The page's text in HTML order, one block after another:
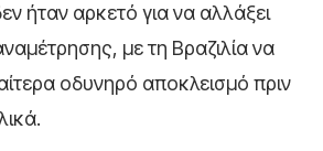
ήταν αρκετό για να αλλάξει
με τη Βραζιλία να
οδυνηρό αποκλεισμό πριν